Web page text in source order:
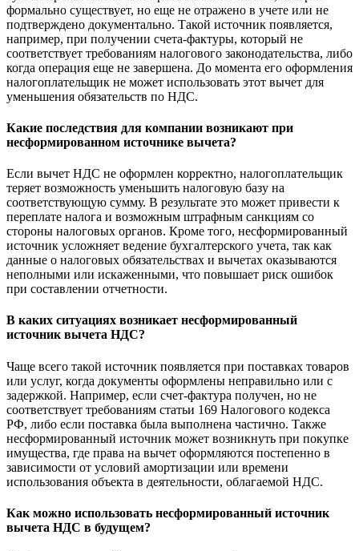
формально существует, но еще не отражено в учете или не
подтверждено документально. Такой источник появляется,
например, при получении счета-фактуры, который не
соответствует требованиям налогового законодательства, либо
когда операция еще не завершена. До момента его оформления
налогоплательщик не может использовать этот вычет для
уменьшения обязательств по НДС.
Какие последствия для компании возникают при
несформированном источнике вычета?
Если вычет НДС не оформлен корректно, налогоплательщик
теряет возможность уменьшить налоговую базу на
соответствующую сумму. В результате это может привести к
переплате налога и возможным штрафным санкциям со
стороны налоговых органов. Кроме того, несформированный
источник усложняет ведение бухгалтерского учета, так как
данные о налоговых обязательствах и вычетах оказываются
неполными или искаженными, что повышает риск ошибок
при составлении отчетности.
В каких ситуациях возникает несформированный
источник вычета НДС?
Чаще всего такой источник появляется при поставках товаров
или услуг, когда документы оформлены неправильно или с
задержкой. Например, если счет-фактура получен, но не
соответствует требованиям статьи 169 Налогового кодекса
РФ, либо если поставка была выполнена частично. Также
несформированный источник может возникнуть при покупке
имущества, где права на вычет оформляются постепенно в
зависимости от условий амортизации или времени
использования объекта в деятельности, облагаемой НДС.
Как можно использовать несформированный источник
вычета НДС в будущем?